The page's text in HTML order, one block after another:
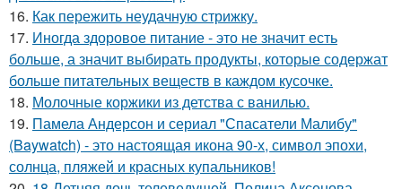
16. Как пережить неудачную стрижку.
17. Иногда здоровое питание - это не значит есть
больше, а значит выбирать продукты, которые содержат
больше питательных веществ в каждом кусочке.
18. Молочные коржики из детства с ванилью.
19. Памела Андерсон и сериал "Спасатели Малибу"
(Baywatch) - это настоящая икона 90-х, символ эпохи,
солнца, пляжей и красных купальников!